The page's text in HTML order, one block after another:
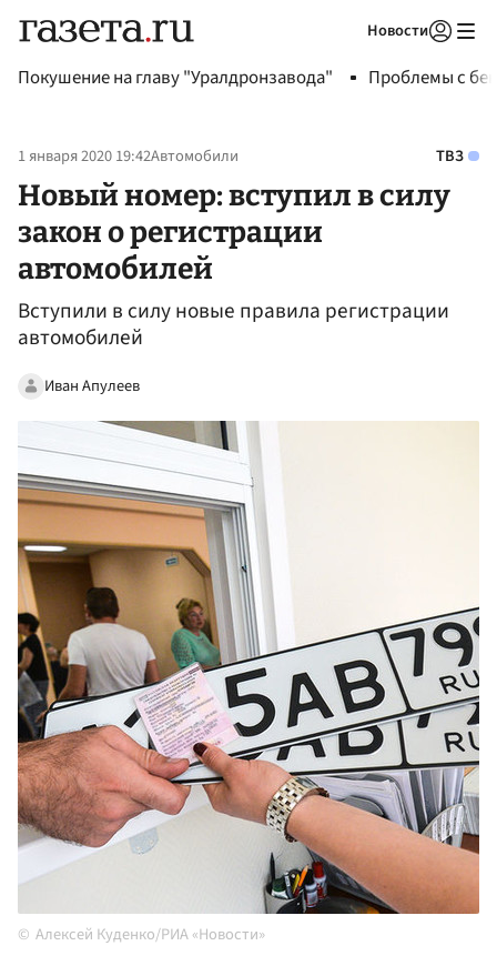
Новости
Покушение на главу "Уралдронзавода" Проблемы с
1 января 2020 19:42Автомобили ТВЗ
Новый номер: вступил в силу
закон о регистрации
автомобилей
Вступили в силу новые правила регистрации
автомобилей
Иван Апулеев
Алексей Куденко/РИА «Новости»